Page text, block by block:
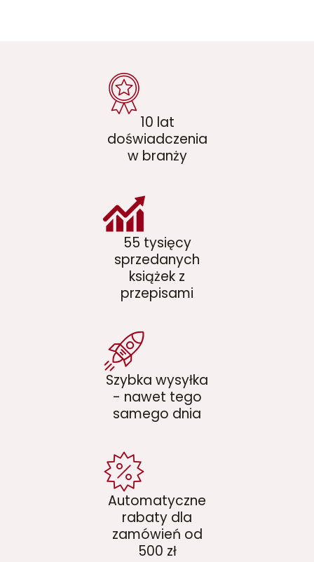
10 lat
doświadczenia
w branży
55 tysięcy
sprzedanych
książek z
przepisami
Szybka wysyłka
- nawet tego
samego dnia
Automatyczne
rabaty dla
zamówień od
500 zł